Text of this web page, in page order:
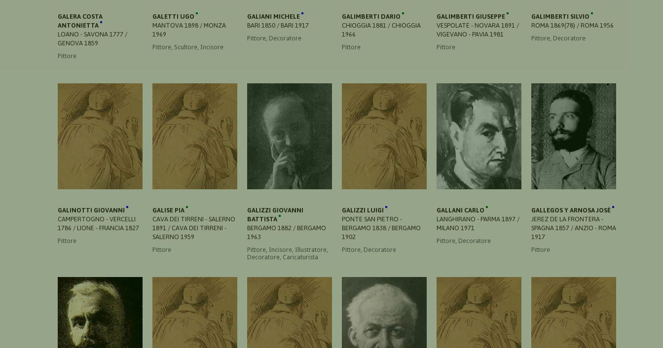
GALERA COSTA
ANTONIETTA
LOANO - SAVONA 1777 /
GENOVA 1859
Pittore
GALETTI UGO
MANTOVA 1898 / MONZA
1969
Pittore, Scultore, Incisore
GALIANI MICHELE
BARI 1850 / BARI 1917
Pittore, Decoratore
GALIMBERTI DARIO
CHIOGGIA 1881 / CHIOGGIA
1966
Pittore
GALIMBERTI GIUSEPPE
VESPOLATE - NOVARA 1891 /
VIGEVANO - PAVIA 1981
Pittore
GALIMBERTI SILVIO
ROMA 1869(78) / ROMA 1956
Pittore, Decoratore
GALINOTTI GIOVANNI
CAMPERTOGNO - VERCELLI
1786 / LIONE - FRANCIA 1827
Pittore
GALISE PIA
CAVA DEI TIRRENI - SALERNO
1891 / CAVA DEI TIRRENI -
SALERNO 1959
Pittore
GALIZZI GIOVANNI
BATTISTA
BERGAMO 1882 / BERGAMO
1963
Pittore, Incisore, Illustratore,
Decoratore, Caricaturista
GALIZZI LUIGI
PONTE SAN PIETRO -
BERGAMO 1838 / BERGAMO
1902
Pittore, Decoratore
GALLANI CARLO
LANGHIRANO - PARMA 1897 /
MILANO 1971
Pittore, Decoratore
GALLEGOS Y ARNOSA JOSÈ
JEREZ DE LA FRONTERA -
SPAGNA 1857 / ANZIO - ROMA
1917
Pittore